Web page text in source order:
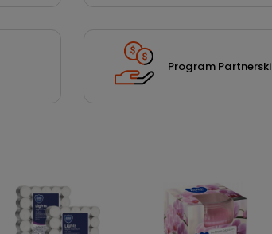
Program Partnerski